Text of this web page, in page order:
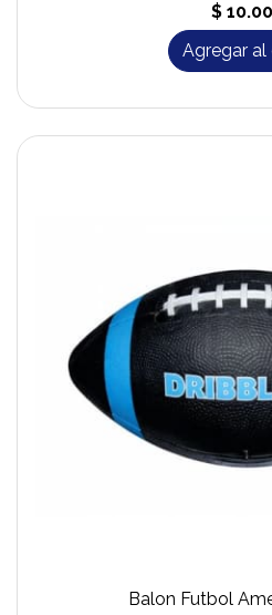
$
Agregar al
Balon Futbol